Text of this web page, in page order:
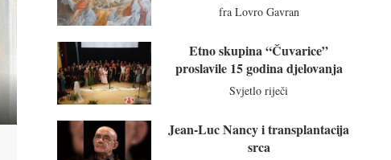
fra Lovro Gavran
Etno skupina “Čuvarice”
proslavile 15 godina djelovanja
Svjetlo riječi
Jean-Luc Nancy i transplantacija
srca